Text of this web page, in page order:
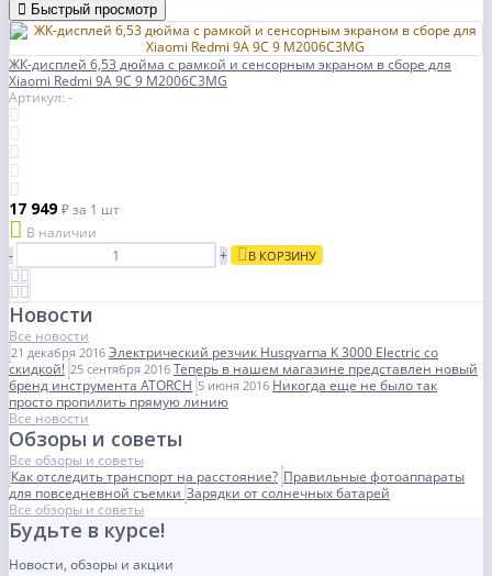
Быстрый просмотр
ЖК-дисплей 6,53 дюйма с рамкой и сенсорным экраном в сборе для
Xiaomi Redmi 9A 9C 9 M2006C3MG
Артикул: -
17 949₽за 1 шт
В наличии
-
+ В КОРЗИНУ
Новости
Все новости
21 декабря 2016 Электрический резчик Husqvarna K 3000 Electric со
скидкой! 25 сентября 2016 Теперь в нашем магазине представлен новый
бренд инструмента ATORCH 5 июня 2016 Никогда еще не было так
просто пропилить прямую линию
Все новости
Обзоры и советы
Все обзоры и советы
Как отследить транспорт на расстояние? Правильные фотоаппараты
для повседневной съемки Зарядки от солнечных батарей
Все обзоры и советы
Будьте в курсе!
Новости, обзоры и акции